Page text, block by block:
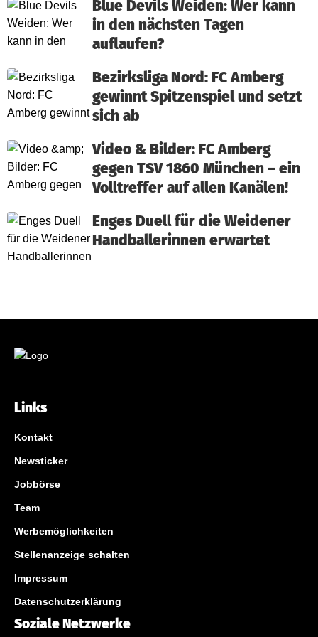
Blue Devils Weiden: Wer kann
in den nächsten Tagen
auflaufen?
Bezirksliga Nord: FC Amberg
gewinnt Spitzenspiel und setzt
sich ab
Video & Bilder: FC Amberg
gegen TSV 1860 München – ein
Volltreffer auf allen Kanälen!
Enges Duell für die Weidener
Handballerinnen erwartet
Links
Kontakt
Newsticker
Jobbörse
Team
Werbemöglichkeiten
Stellenanzeige schalten
Impressum
Datenschutzerklärung
Soziale Netzwerke